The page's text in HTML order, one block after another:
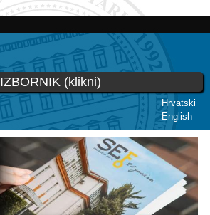
Skoči
glavni
sadržaj
Hrvatski
English
IZBORNIK (klikni)